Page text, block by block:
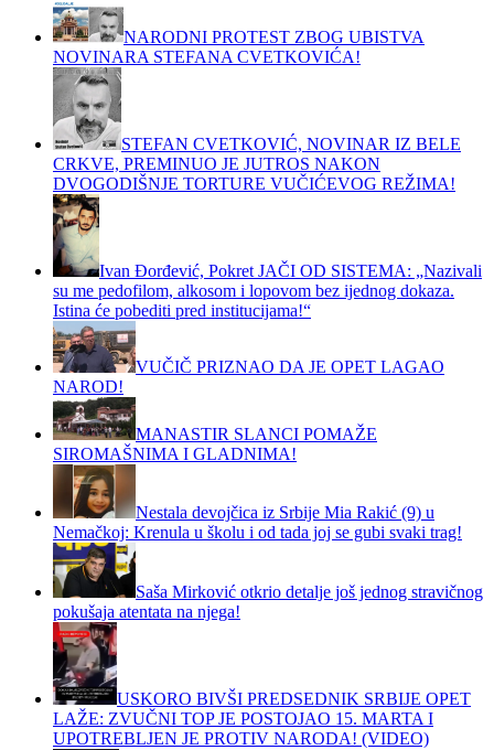
NARODNI PROTEST ZBOG UBISTVA
NOVINARA STEFANA CVETKOVIĆA!
STEFAN CVETKOVIĆ, NOVINAR IZ BELE
CRKVE, PREMINUO JE JUTROS NAKON
DVOGODIŠNJE TORTURE VUČIĆEVOG REŽIMA!
Ivan Đorđević, Pokret JAČI OD SISTEMA: „Nazivali
su me pedofilom, alkosom i lopovom bez ijednog dokaza.
Istina će pobediti pred institucijama!“
VUČIČ PRIZNAO DA JE OPET LAGAO
NAROD!
MANASTIR SLANCI POMAŽE
SIROMAŠNIMA I GLADNIMA!
Nestala devojčica iz Srbije Mia Rakić (9) u
Nemačkoj: Krenula u školu i od tada joj se gubi svaki trag!
Saša Mirković otkrio detalje još jednog stravičnog
pokušaja atentata na njega!
USKORO BIVŠI PREDSEDNIK SRBIJE OPET
LAŽE: ZVUČNI TOP JE POSTOJAO 15. MARTA I
UPOTREBLJEN JE PROTIV NARODA! (VIDEO)